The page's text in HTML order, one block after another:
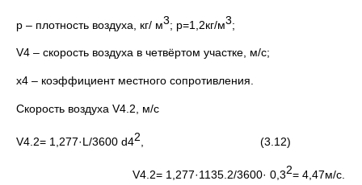
р – плотность воздуха, кг/ м3; p=1,2кг/м3;
V4 – скорость воздуха в четвёртом участке, м/с;
x4 – коэффициент местного сопротивления.
Скорость воздуха V4.2, м/c
V4.2= 1,277·L/3600 d42 , (3.12)
V4.2= 1,277·1135.2/3600· 0,32= 4,47м/c.